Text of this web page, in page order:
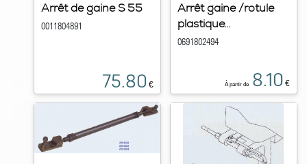
Arrêt de gaine S 55
0011804891
75.80 €
Arrêt gaine /rotule
plastique...
0691802494
À partir de 8.10 €